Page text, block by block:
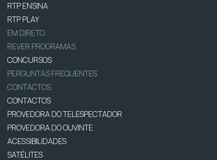
RTP ENSINA
RTP PLAY
EM DIRETO
REVER PROGRAMAS
CONCURSOS
PERGUNTAS FREQUENTES
CONTACTOS
CONTACTOS
PROVEDORA DO TELESPECTADOR
PROVEDORA DO OUVINTE
ACESSIBILIDADES
SATÉLITES